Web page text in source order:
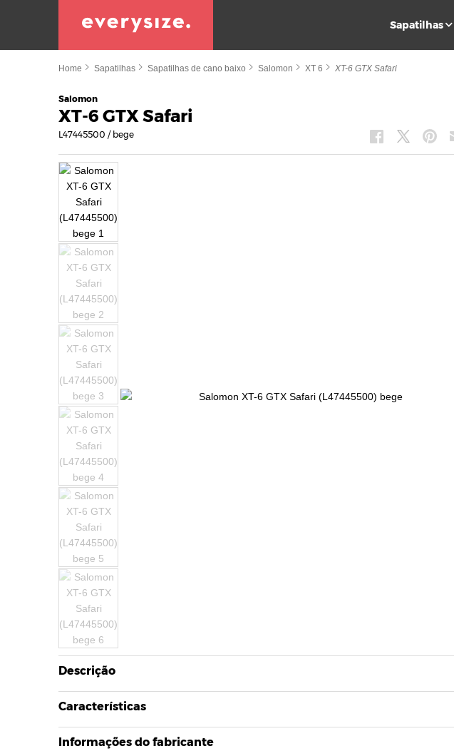
Sapatilhas
Home Sapatilhas Sapatilhas de cano baixo Salomon XT 6 XT-6 GTX Safari
Salomon
XT-6 GTX Safari
L47445500 / bege
Descrição
Características
Informações do fabricante